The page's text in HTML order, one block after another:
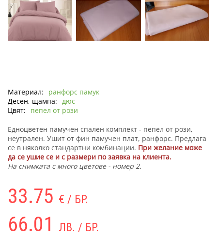
Материал:
ранфорс памук
Десен, щампа: дюс
Цвят:
пепел от рози
Едноцветен памучен спален комплект - пепел от рози,
неутрален. Ушит от фин памучен плат, ранфорс. Предлага
се в няколко стандартни комбинации. При желание може
да се ушие се и с размери по заявка на клиента.
На снимката с много цветове - номер 2.
33.75 € / БР.
66.01 ЛВ. / БР.